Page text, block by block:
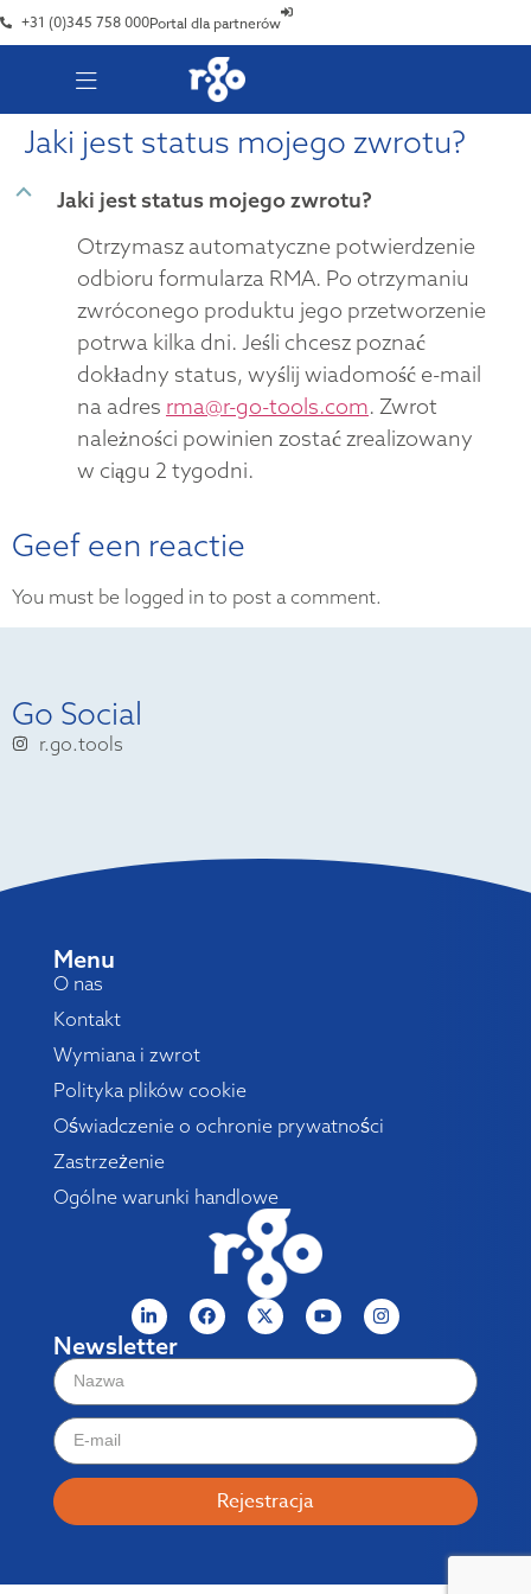
+31 (0)345 758 000Portal dla partnerów
Jaki jest status mojego zwrotu?
B
Jaki jest status mojego zwrotu?
Otrzymasz automatyczne potwierdzenie
odbioru formularza RMA. Po otrzymaniu
zwróconego produktu jego przetworzenie
potrwa kilka dni. Jeśli chcesz poznać
dokładny status, wyślij wiadomość e-mail
na adres rma@r-go-tools.com. Zwrot
należności powinien zostać zrealizowany
w ciągu 2 tygodni.
Geef een reactie
You must be logged in to post a comment.
Go Social
r.go.tools
Menu
O nas
Kontakt
Wymiana i zwrot
Polityka plików cookie
Oświadczenie o ochronie prywatności
Zastrzeżenie
Ogólne warunki handlowe
Newsletter
Rejestracja